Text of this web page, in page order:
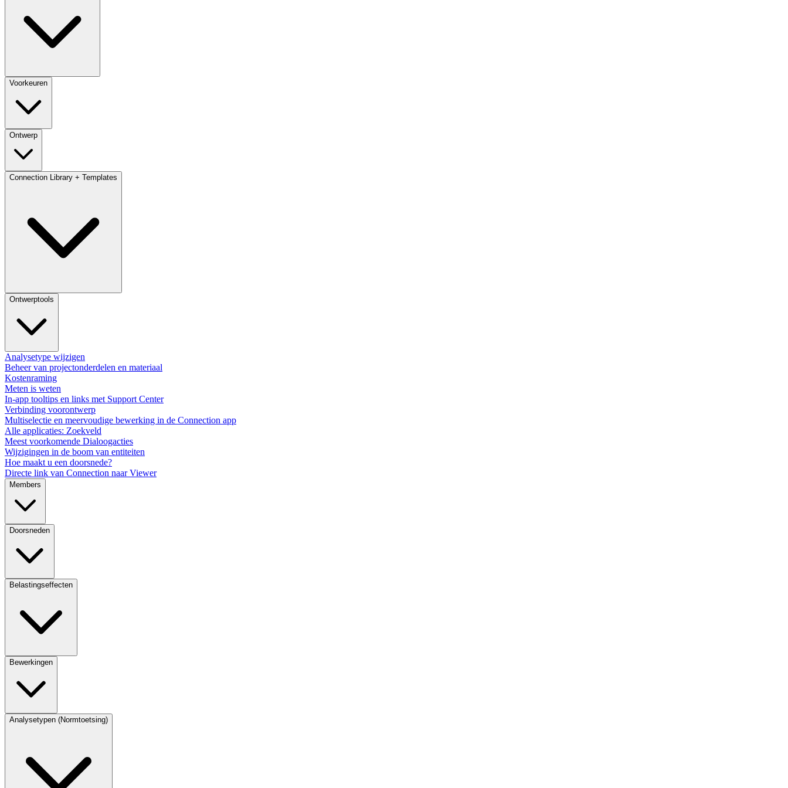
Voorkeuren
Ontwerp
Connection Library + Templates
Ontwerptools
Analysetype wijzigen
Beheer van projectonderdelen en materiaal
Kostenraming
Meten is weten
In-app tooltips en links met Support Center
Verbinding voorontwerp
Multiselectie en meervoudige bewerking in de Connection app
Alle applicaties: Zoekveld
Meest voorkomende Dialoogacties
Wijzigingen in de boom van entiteiten
Hoe maakt u een doorsnede?
Directe link van Connection naar Viewer
Members
Doorsneden
Belastingseffecten
Bewerkingen
Analysetypen (Normtoetsing)